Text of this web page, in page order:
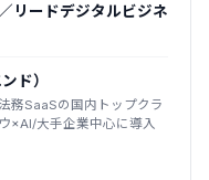
リードデジタルビジネ
ド）
務SaaSの国内トップクラ
×AI/大手企業中心に導入